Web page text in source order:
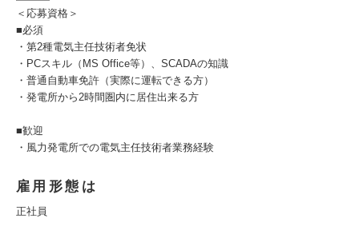
＜応募資格＞
■必須
・第2種電気主任技術者免状
・PCスキル（MS Office等）、SCADAの知識
・普通自動車免許（実際に運転できる方）
・発電所から2時間圏内に居住出来る方
■歓迎
・風力発電所での電気主任技術者業務経験
雇用形態は
正社員